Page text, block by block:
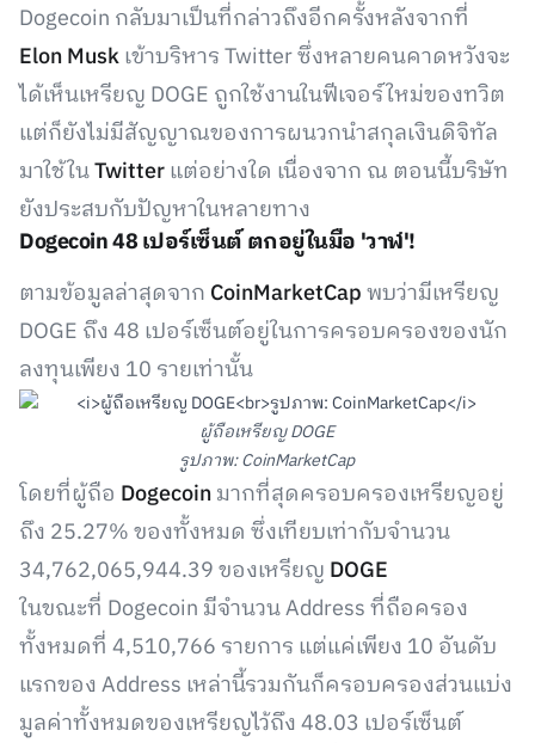
Dogecoin กลับมาเป็นที่กล่าวถึงอีกครั้งหลังจากที่
Elon Muskเข้าบริหาร Twitter ซึ่งหลายคนคาดหวังจะ
ได้เห็นเหรียญ DOGE ถูกใช้งานในฟีเจอร์ใหม่ของทวิต
แต่ก็ยังไม่มีสัญญาณของการผนวกนำสกุลเงินดิจิทัล
มาใช้ในTwitterแต่อย่างใด เนื่องจาก ณ ตอนนี้บริษัท
ยังประสบกับปัญหาในหลายทาง
Dogecoin 48 เปอร์เซ็นต์ ตกอยู่ในมือ 'วาฬ'!
ตามข้อมูลล่าสุดจาก CoinMarketCapพบว่ามีเหรียญ
DOGE ถึง 48 เปอร์เซ็นต์อยู่ในการครอบครองของนัก
ลงทุนเพียง 10 รายเท่านั้น
ผู้ถือเหรียญ DOGE
รูปภาพ: CoinMarketCap
โดยที่ผู้ถือ Dogecoinมากที่สุดครอบครองเหรียญอยู่
ถึง 25.27% ของทั้งหมด ซึ่งเทียบเท่ากับจำนวน
34,762,065,944.39 ของเหรียญ DOGE
ในขณะที่ Dogecoin มีจำนวน Address ที่ถือครอง
ทั้งหมดที่ 4,510,766 รายการ แต่แค่เพียง 10 อันดับ
แรกของ Address เหล่านี้รวมกันก็ครอบครองส่วนแบ่ง
มูลค่าทั้งหมดของเหรียญไว้ถึง 48.03 เปอร์เซ็นต์